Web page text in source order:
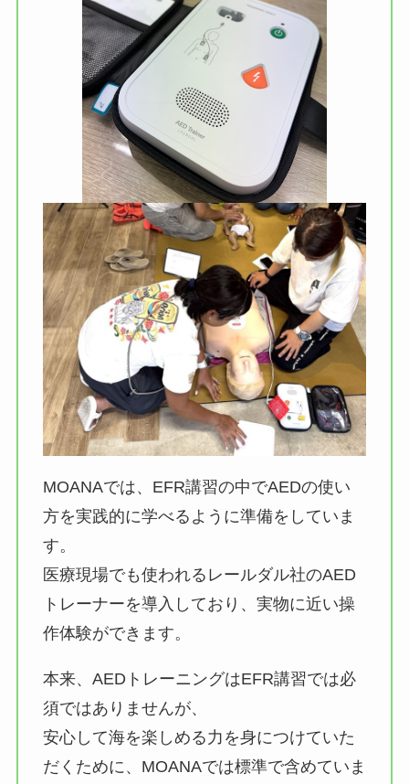
MOANAでは、EFR講習の中でAEDの使い
方を実践的に学べるように準備をしていま
す。
医療現場でも使われるレールダル社のAED
トレーナーを導入しており、実物に近い操
作体験ができます。
本来、AEDトレーニングはEFR講習では必
須ではありませんが、
安心して海を楽しめる力を身につけていた
だくために、MOANAでは標準で含めていま